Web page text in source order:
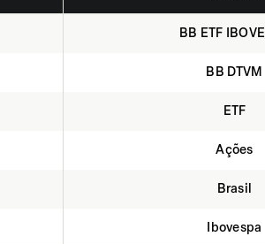
BB ETF
BB DTVM
ETF
Ações
Brasil
Ibovespa